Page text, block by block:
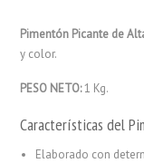
Pimentón Picante de
y color.
PESO NETO:1 Kg.
Características del
Elaborado con